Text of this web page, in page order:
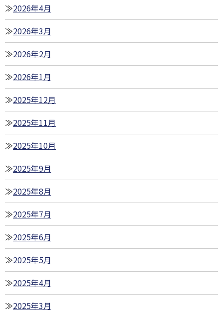
2026年4月
2026年3月
2026年2月
2026年1月
2025年12月
2025年11月
2025年10月
2025年9月
2025年8月
2025年7月
2025年6月
2025年5月
2025年4月
2025年3月